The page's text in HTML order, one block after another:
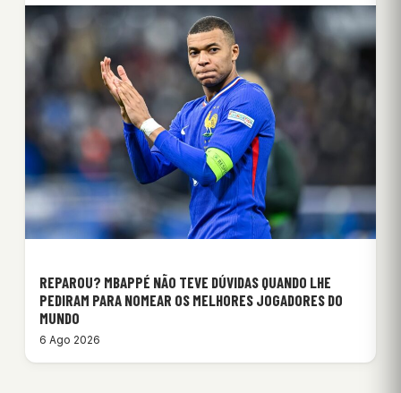
REPAROU? MBAPPÉ NÃO TEVE DÚVIDAS QUANDO LHE
PEDIRAM PARA NOMEAR OS MELHORES JOGADORES DO
MUNDO
6 Ago 2026